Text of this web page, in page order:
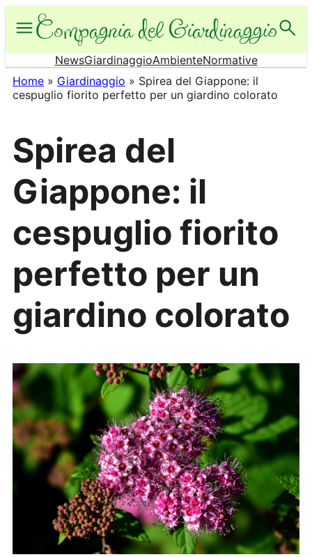
contenuto
NewsGiardinaggioAmbienteNormative
Home » Giardinaggio » Spirea del Giappone: il
cespuglio fiorito perfetto per un giardino colorato
Spirea del
Giappone: il
cespuglio fiorito
perfetto per un
giardino colorato